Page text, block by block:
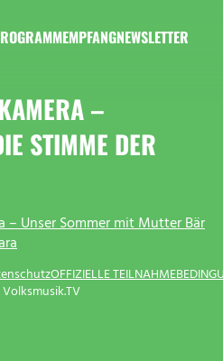
EMPFANGNEWSLETTER
–
STIMME DER
– Unser Sommer mit Mutter Bär
OFFIZIELLE